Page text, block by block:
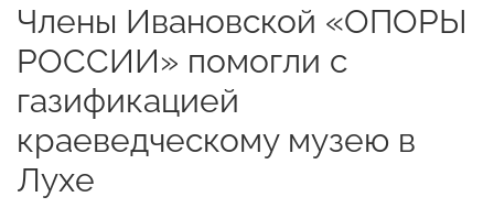
Члены Ивановской «ОПОРЫ
РОССИИ» помогли с
газификацией
краеведческому музею в
Лухе